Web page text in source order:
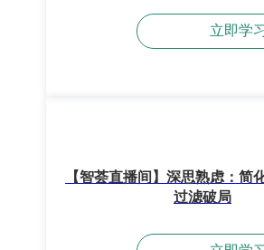
立即学
【智荟直播间】深思熟虑：简
过滤破局